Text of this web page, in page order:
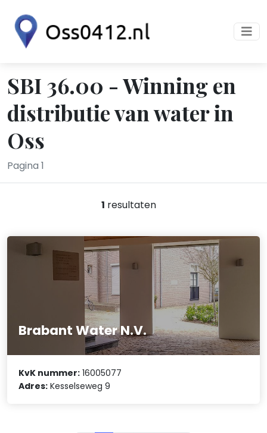
SBI 36.00 - Winning en
distributie van water in
Oss
Pagina 1
1 resultaten
Brabant Water N.V.
KvK nummer: 16005077
Adres: Kesselseweg 9